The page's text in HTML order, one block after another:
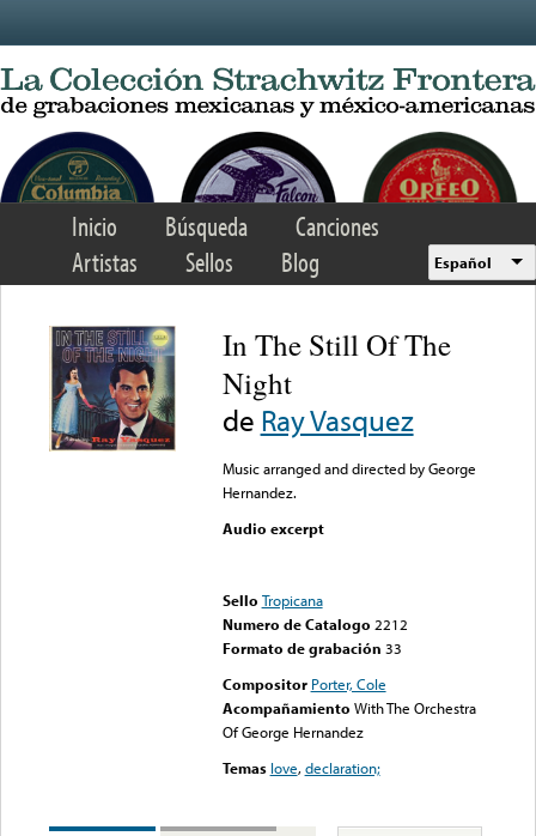
Inicio Búsqueda
Canciones
Artistas
Sellos Blog Español
In The Still Of The
Night
de Ray Vasquez
Music arranged and directed by George
Hernandez.
Audio excerpt
Sello Tropicana
Numero de Catalogo 2212
Formato de grabación 33
Compositor Porter, Cole
Acompañamiento With The Orchestra
Of George Hernandez
Temas love,declaration;